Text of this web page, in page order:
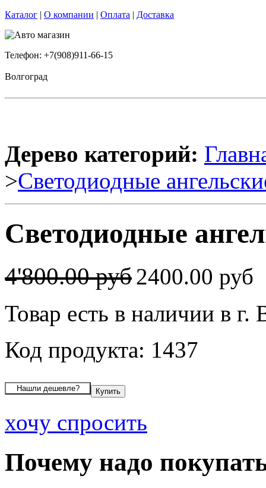
Каталог | О компании | Оплата | Доставка
Телефон: +7(908)911-66-15
Волгоград
Дерево категорий:
>Светодиодные
Светодиодные
4'800.00 руб2400.00 руб
Товар есть в наличии в г.
Код продукта: 1437
хочу спросить
Почему надо